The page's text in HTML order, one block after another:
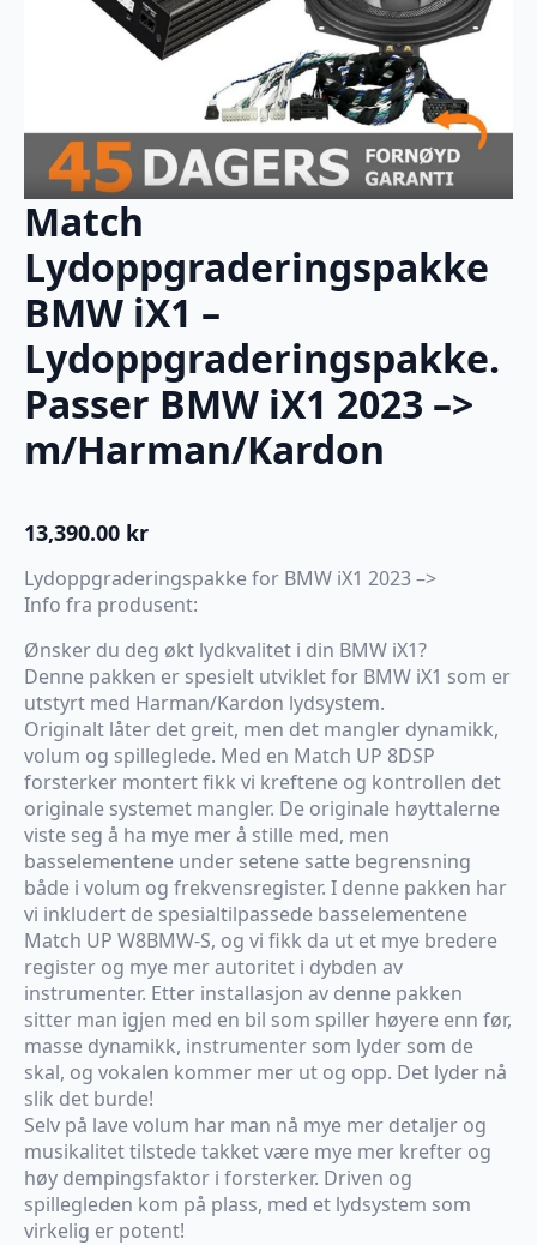
Match
Lydoppgraderingspakke
BMW iX1 –
Lydoppgraderingspakke.
Passer BMW iX1 2023 –>
m/Harman/Kardon
13,390.00 kr
Lydoppgraderingspakke for BMW iX1 2023 –>
Info fra produsent:
Ønsker du deg økt lydkvalitet i din BMW iX1?
Denne pakken er spesielt utviklet for BMW iX1 som er
utstyrt med Harman/Kardon lydsystem.
Originalt låter det greit, men det mangler dynamikk,
volum og spilleglede. Med en Match UP 8DSP
forsterker montert fikk vi kreftene og kontrollen det
originale systemet mangler. De originale høyttalerne
viste seg å ha mye mer å stille med, men
basselementene under setene satte begrensning
både i volum og frekvensregister. I denne pakken har
vi inkludert de spesialtilpassede basselementene
Match UP W8BMW-S, og vi fikk da ut et mye bredere
register og mye mer autoritet i dybden av
instrumenter. Etter installasjon av denne pakken
sitter man igjen med en bil som spiller høyere enn før,
masse dynamikk, instrumenter som lyder som de
skal, og vokalen kommer mer ut og opp. Det lyder nå
slik det burde!
Selv på lave volum har man nå mye mer detaljer og
musikalitet tilstede takket være mye mer krefter og
høy dempingsfaktor i forsterker. Driven og
spillegleden kom på plass, med et lydsystem som
virkelig er potent!